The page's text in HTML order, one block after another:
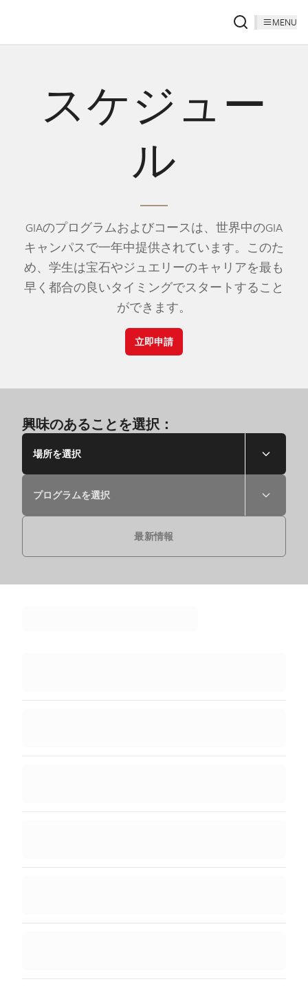
MENU
スケジュー
ル
GIAのプログラムおよびコースは、世界中のGIA
キャンパスで一年中提供されています。このた
め、学生は宝石やジュエリーのキャリアを最も
早く都合の良いタイミングでスタートすること
ができます。
立即申請
興味のあることを選択：
場所を選択
プログラムを選択
最新情報